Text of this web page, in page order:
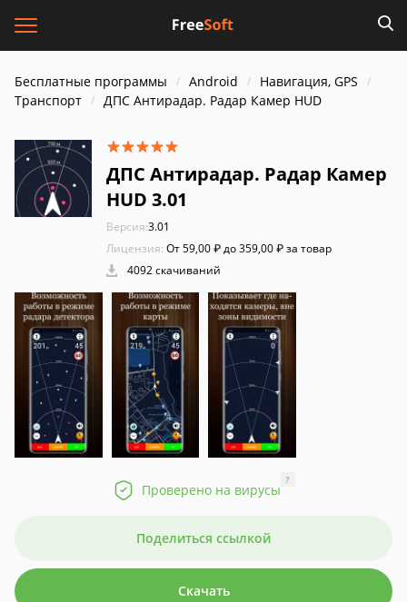
Бесплатные программы Android
Навигация, GPS
Транспорт
ДПС Антирадар. Радар Камер HUD
ДПС Антирадар. Радар Камер
HUD 3.01
Версия:3.01
Лицензия: От 59,00 ₽ до 359,00 ₽ за товар
4092 скачиваний
Проверено на вирусы
?
Поделиться ссылкой
Скачать